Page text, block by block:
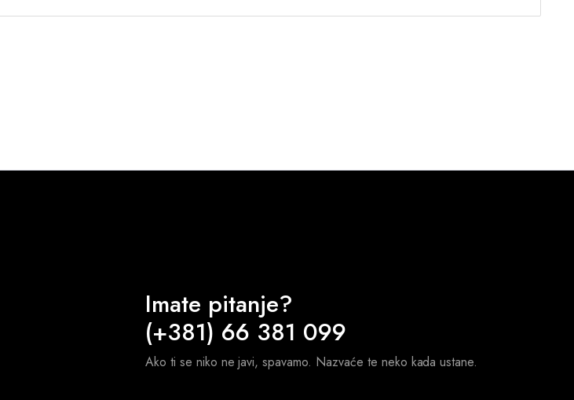
Imate pitanje?
(+381) 66 381 099
Ako ti se niko ne javi, spavamo. Nazvaće te neko kada ustane.